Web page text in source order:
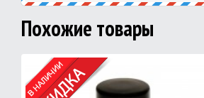
Похожие товары